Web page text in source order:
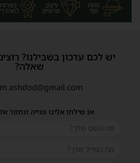
יש לכם עדכון בשבילנו?
שאלה?
או שילחו אלינו פנייה ונחזור